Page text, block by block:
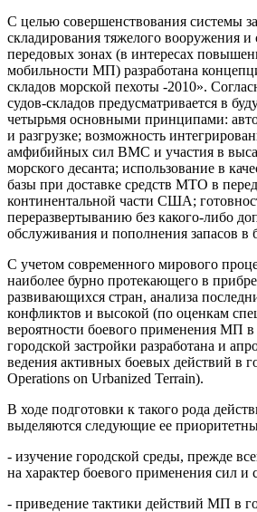
С целью совершенствования системы
складирования тяжелого вооружения
передовых зонах (в интересах
мобильности МП) разработана
складов морской пехоты -2010».
судов-складов предусматривается в
четырьмя основными принципами:
и разгрузке; возможность
амфибийных сил ВМС и участия в
морского десанта; использование в
базы при доставке средств МТО в
континентальной части США;
переразвертыванию без какого-либо
обслуживания и пополнения запасов в
С учетом современного мирового
наиболее бурно протекающего в
развивающихся стран, анализа
конфликтов и высокой (по оценкам
вероятности боевого применения МП
городской застройки разработана и
ведения активных боевых действий в
Operations on Urbanized Terrain).
В ходе подготовки к такого рода
выделяются следующие ее
- изучение городской среды, прежде
на характер боевого применения сил и
- приведение тактики действий МП в